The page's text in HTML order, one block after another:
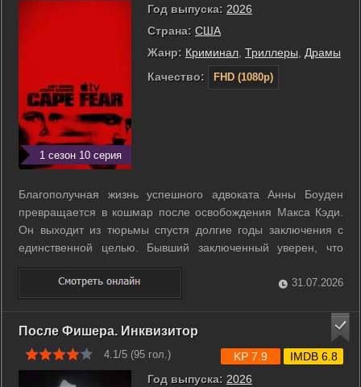
1 сезон 10 серия
Год выпуска: 2026
Страна: США
Жанр: Криминал Триллеры
Драмы
Качество:
FHD (1080p)
Благополучная жизнь успешного адвоката Анны Боуден
превращается в кошмар после освобождения Макса Кэди.
Он выходит из тюрьмы спустя долгие годы заключения с
единственной целью. Бывший заключенный уверен, что
именно действия адвоката в прошлом привели его к краху.
Макс начинает методично разрушать безопасность дома,
превращая личную месть в ...
31.07.2026
После Фишера. Инквизитор
4.1/5 (95 гол.)
Год выпуска: 2026
KP 7.9 IMDB 6.8